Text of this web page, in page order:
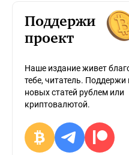
Поддержи
проект
Наше издание живет
тебе, читатель.
новых статей рублем или
криптовалютой.